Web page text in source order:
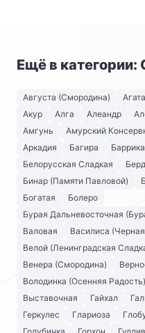
Ещё в
Августа (Смородина) Агата
Акур
Алга Алеандр
Амгунь
Амурский
Аркадия
Багира
Белорусская Сладкая
Бинар (Памяти Павловой)
Богатая
Болеро
Бурая Дальневосточная
Валовая
Василиса
Велой (Ленинградская
Венера (Смородина)
Володинка (Осенняя Радость)
Выставочная
Гайхал
Геркулес
Глариоза